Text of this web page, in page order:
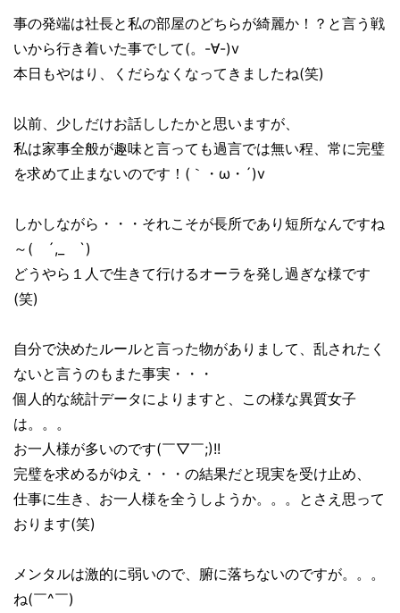
事の発端は社長と私の部屋のどちらが綺麗か！？と言う戦
いから行き着いた事でして(。-∀-)v
本日もやはり、くだらなくなってきましたね(笑)
以前、少しだけお話ししたかと思いますが、
私は家事全般が趣味と言っても過言では無い程、常に完璧
を求めて止まないのです！(｀・ω・´)v
しかしながら・・・それこそが長所であり短所なんですね
～( ´,_ゝ`)
どうやら１人で生きて行けるオーラを発し過ぎな様です
(笑)
自分で決めたルールと言った物がありまして、乱されたく
ないと言うのもまた事実・・・
個人的な統計データによりますと、この様な異質女子
は。。。
お一人様が多いのです(￣▽￣;)!!
完璧を求めるがゆえ・・・の結果だと現実を受け止め、
仕事に生き、お一人様を全うしようか。。。とさえ思って
おります(笑)
メンタルは激的に弱いので、腑に落ちないのですが。。。
ね(￣^￣)